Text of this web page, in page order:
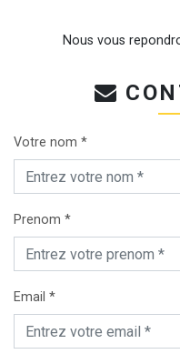
Nous vous
Votre nom *
Prenom *
Email *